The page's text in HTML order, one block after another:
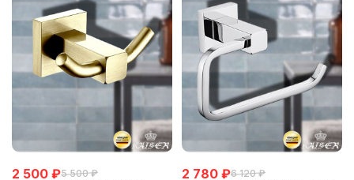
2 500 ₽5 500 ₽ 2 780 ₽6 120 ₽